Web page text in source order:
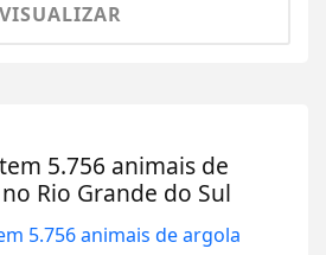
VISUALIZAR
5.756 animais de
Rio Grande do Sul